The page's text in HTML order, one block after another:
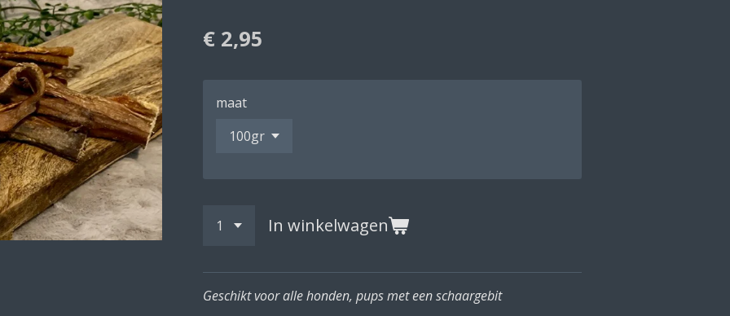
€ 2,95
maat
In winkelwagen
Geschikt voor alle honden, pups met een schaargebit